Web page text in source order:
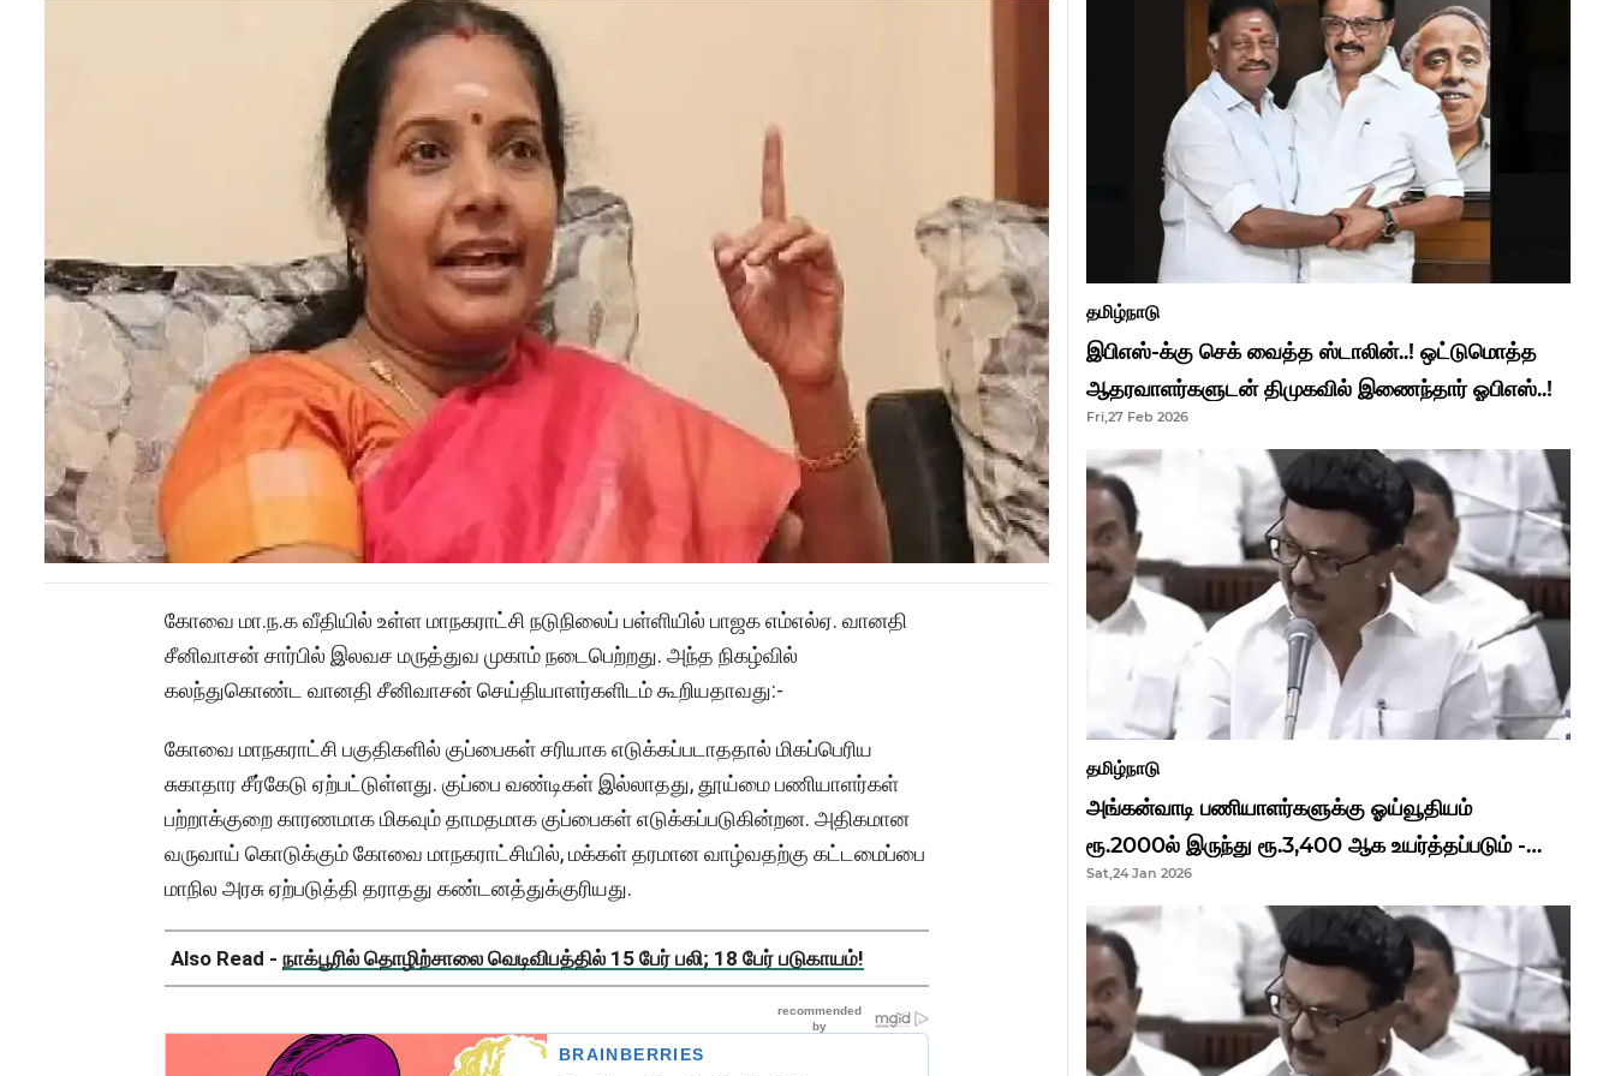
கோவை மா.ந.க வீதியில் உள்ள மாநகராட்சி நடுநிலைப் பள்ளியில் பாஜக எம்எல்ஏ. வானதி
சீனிவாசன் சார்பில் இலவச மருத்துவ முகாம் நடைபெற்றது. அந்த நிகழ்வில்
கலந்துகொண்ட வானதி சீனிவாசன் செய்தியாளர்களிடம் கூறியதாவது:-
கோவை மாநகராட்சி பகுதிகளில் குப்பைகள் சரியாக எடுக்கப்படாததால் மிகப்பெரிய
சுகாதார சீர்கேடு ஏற்பட்டுள்ளது. குப்பை வண்டிகள் இல்லாதது, தூய்மை பணியாளர்கள்
பற்றாக்குறை காரணமாக மிகவும் தாமதமாக குப்பைகள் எடுக்கப்படுகின்றன. அதிகமான
வருவாய் கொடுக்கும் கோவை மாநகராட்சியில், மக்கள் தரமான வாழ்வதற்கு கட்டமைப்பை
மாநில அரசு ஏற்படுத்தி தராதது கண்டனத்துக்குரியது.
Also Read - நாக்பூரில் தொழிற்சாலை வெடிவிபத்தில் 15 பேர் பலி; 18 பேர் படுகாயம்!
தமிழ்நாடு
இபிஎஸ்-க்கு செக் வைத்த ஸ்டாலின்..! ஒட்டுமொத்த
ஆதரவாளர்களுடன் திமுகவில் இணைந்தார் ஓபிஎஸ்..!
Fri,27 Feb 2026
தமிழ்நாடு
அங்கன்வாடி பணியாளர்களுக்கு ஓய்வூதியம்
ரூ.2000ல் இருந்து ரூ.3,400 ஆக உயர்த்தப்படும் -
முதல்வர் மு.க.ஸ்டாலின்..!
Sat,24 Jan 2026